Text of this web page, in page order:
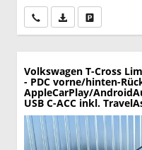
Wir rufen Sie an
PDF-Datei,
Volkswagen T-Cross
- PDC vorne/hinten-
AppleCarPlay/
USB C-ACC inkl.